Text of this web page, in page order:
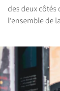
des deux côtés
l‘ensemble de